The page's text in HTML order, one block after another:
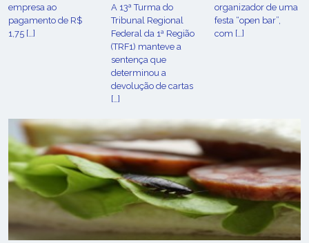
empresa ao
pagamento de R$
1,75 […]
A 13ª Turma do
Tribunal Regional
Federal da 1ª Região
(TRF1) manteve a
sentença que
determinou a
devolução de cartas
[…]
organizador de uma
festa “open bar”,
com […]